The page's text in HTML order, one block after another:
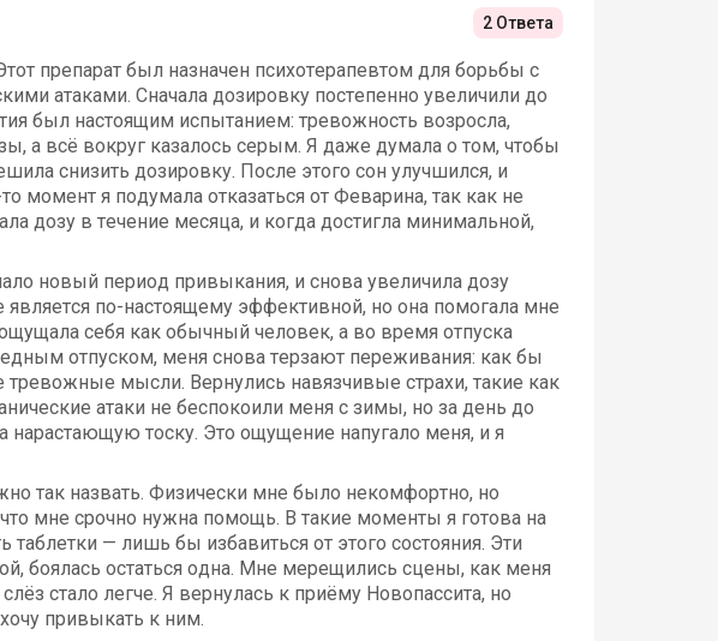
2 Ответа
препарат был назначен психотерапевтом для борьбы с
атаками. Сначала дозировку постепенно увеличили до
был настоящим испытанием: тревожность возросла,
а всё вокруг казалось серым. Я даже думала о том, чтобы
снизить дозировку. После этого сон улучшился, и
момент я подумала отказаться от Феварина, так как не
дозу в течение месяца, и когда достигла минимальной,
новый период привыкания, и снова увеличила дозу
по-настоящему эффективной, но она помогала мне
себя как обычный человек, а во время отпуска
отпуском, меня снова терзают переживания: как бы
мысли. Вернулись навязчивые страхи, такие как
атаки не беспокоили меня с зимы, но за день до
нарастающую тоску. Это ощущение напугало меня, и я
так назвать. Физически мне было некомфортно, но
мне срочно нужна помощь. В такие моменты я готова на
таблетки — лишь бы избавиться от этого состояния. Эти
боялась остаться одна. Мне мерещились сцены, как меня
стало легче. Я вернулась к приёму Новопассита, но
привыкать к ним.